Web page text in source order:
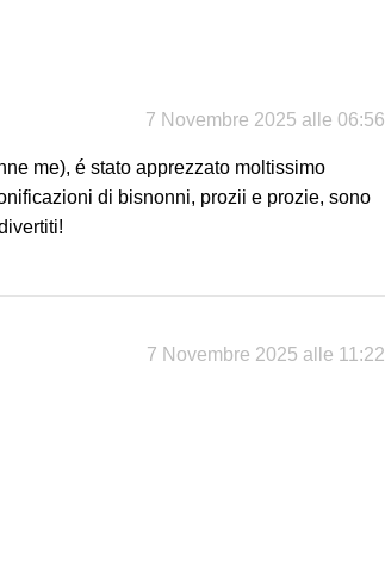
7 Novembre 2025 alle 06:56
me), é stato apprezzato moltissimo
di bisnonni, prozii e prozie, sono
7 Novembre 2025 alle 11:22